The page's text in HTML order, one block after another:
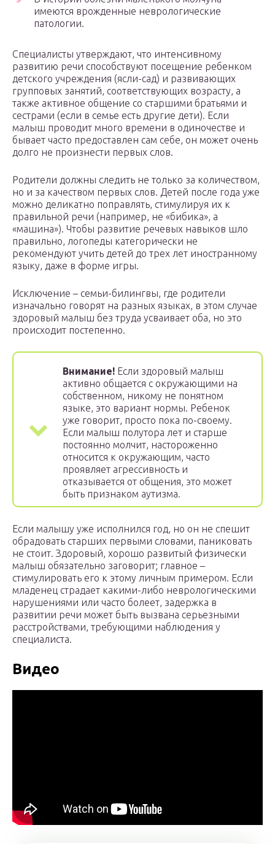
имеются врожденные неврологические
патологии.
Специалисты утверждают, что интенсивному
развитию речи способствуют посещение ребенком
детского учреждения (ясли-сад) и развивающих
групповых занятий, соответствующих возрасту, а
также активное общение со старшими братьями и
сестрами (если в семье есть другие дети). Если
малыш проводит много времени в одиночестве и
бывает часто предоставлен сам себе, он может очень
долго не произнести первых слов.
Родители должны следить не только за количеством,
но и за качеством первых слов. Детей после года уже
можно деликатно поправлять, стимулируя их к
правильной речи (например, не «бибика», а
«машина»). Чтобы развитие речевых навыков шло
правильно, логопеды категорически не
рекомендуют учить детей до трех лет иностранному
языку, даже в форме игры.
Исключение – семьи-билингвы, где родители
изначально говорят на разных языках, в этом случае
здоровый малыш без труда усваивает оба, но это
происходит постепенно.
Внимание! Если здоровый малыш
активно общается с окружающими на
собственном, никому не понятном
языке, это вариант нормы. Ребенок
уже говорит, просто пока по-своему.
Если малыш полутора лет и старше
постоянно молчит, настороженно
относится к окружающим, часто
проявляет агрессивность и
отказывается от общения, это может
быть признаком аутизма.
Если малышу уже исполнился год, но он не спешит
обрадовать старших первыми словами, паниковать
не стоит. Здоровый, хорошо развитый физически
малыш обязательно заговорит; главное –
стимулировать его к этому личным примером. Если
младенец страдает какими-либо неврологическими
нарушениями или часто болеет, задержка в
развитии речи может быть вызвана серьезными
расстройствами, требующими наблюдения у
специалиста.
Видео